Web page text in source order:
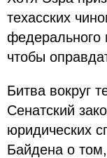
техасских
федерального
чтобы
Битва вокруг
Сенатский
юридических
Байдена о